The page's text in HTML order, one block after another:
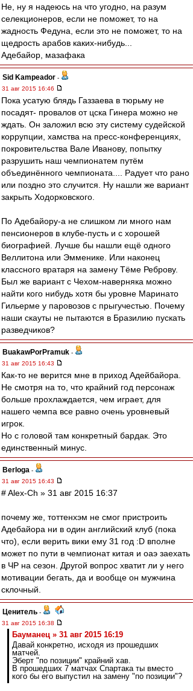
Не, ну я надеюсь на что угодно, на разум
селекционеров, если не поможет, то на
жадность Федуна, если это не поможет, то на
щедрость арабов каких-нибудь...
Адебайор, мазафака
Sid Kampeador -
31 авг 2015 16:46
Пока усатую блядь Газзаева в тюрьму не
посадят- провалов от цска Гинера можно не
ждать. Он заложил всю эту систему судейской
коррупции, хамства на пресс-конференциях,
покровительства Вале Иванову, попытку
разрушить наш чемпионатем путём
объединённого чемпионата.... Радует что рано
или поздно это случится. Ну нашли же вариант
закрыть Ходорковского.
По Адебайору-а не слишком ли много нам
пенсионеров в клубе-пусть и с хорошей
биографией. Лучше бы нашли ещё одного
Веллитона или Эмменике. Или наконец
классного вратаря на замену Тёме Реброву.
Был же вариант с Чехом-наверняка можно
найти кого нибудь хотя бы уровне Маринато
Гильерме у паровозов с прыгучестью. Почему
наши скауты не пытаются в Бразилию пускать
разведчиков?
BuakawPorPramuk -
31 авг 2015 16:43
Как-то не верится мне в приход Адейбайора.
Не смотря на то, что крайний год персонаж
больше прохлаждается, чем играет, для
нашего чемпа все равно очень уровневый
игрок.
Но с головой там конкретный бардак. Это
единственный минус.
Berloga -
31 авг 2015 16:43
# Alex-Ch » 31 авг 2015 16:37
почему же, тоттенхэм не смог пристроить
Адебайора ни в один английский клуб (пока
что), если верить вики ему 31 год :D вполне
может по пути в чемпионат китая и оаэ заехать
в ЧР на сезон. Другой вопрос хватит ли у него
мотивации бегать, да и вообще он мужчина
склочный.
Ценитель -
31 авг 2015 16:38
Бауманец » 31 авг 2015 16:19
Давай конкретно, исходя из прошедших
матчей.
Эберт "по позиции" крайний хав.
В прошедших 7 матчах Спартака ты вместо
кого бы его выпустил на замену "по позиции"?